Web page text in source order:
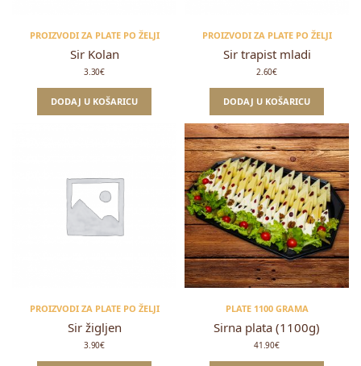
PROIZVODI ZA PLATE PO ŽELJI
Sir Kolan
3.30€
DODAJ U KOŠARICU
PROIZVODI ZA PLATE PO ŽELJI
Sir trapist mladi
2.60€
DODAJ U KOŠARICU
PROIZVODI ZA PLATE PO ŽELJI
Sir žigljen
3.90€
PLATE 1100 GRAMA
Sirna plata (1100g)
41.90€